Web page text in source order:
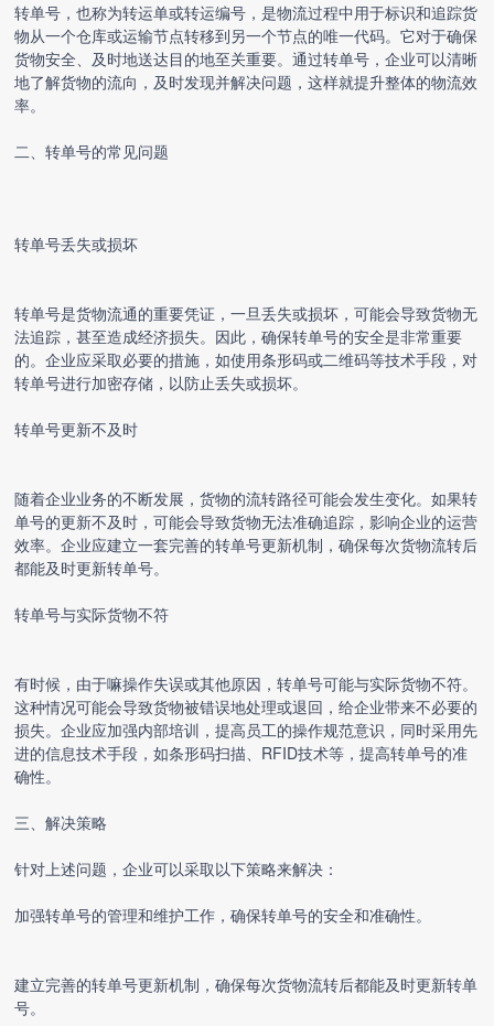
转单号，也称为转运单或转运编号，是物流过程中用于标识和追踪货
物从一个仓库或运输节点转移到另一个节点的唯一代码。它对于确保
货物安全、及时地送达目的地至关重要。通过转单号，企业可以清晰
地了解货物的流向，及时发现并解决问题，这样就提升整体的物流效
率。
二、转单号的常见问题
转单号丢失或损坏
转单号是货物流通的重要凭证，一旦丢失或损坏，可能会导致货物无
法追踪，甚至造成经济损失。因此，确保转单号的安全是非常重要
的。企业应采取必要的措施，如使用条形码或二维码等技术手段，对
转单号进行加密存储，以防止丢失或损坏。
转单号更新不及时
随着企业业务的不断发展，货物的流转路径可能会发生变化。如果转
单号的更新不及时，可能会导致货物无法准确追踪，影响企业的运营
效率。企业应建立一套完善的转单号更新机制，确保每次货物流转后
都能及时更新转单号。
转单号与实际货物不符
有时候，由于嘛操作失误或其他原因，转单号可能与实际货物不符。
这种情况可能会导致货物被错误地处理或退回，给企业带来不必要的
损失。企业应加强内部培训，提高员工的操作规范意识，同时采用先
进的信息技术手段，如条形码扫描、RFID技术等，提高转单号的准
确性。
三、解决策略
针对上述问题，企业可以采取以下策略来解决：
加强转单号的管理和维护工作，确保转单号的安全和准确性。
建立完善的转单号更新机制，确保每次货物流转后都能及时更新转单
号。